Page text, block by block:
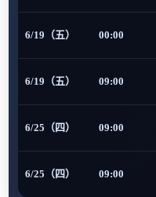
6/19（五） 00:00
6/19（五） 09:00
6/25（四） 09:00
6/25（四） 09:00